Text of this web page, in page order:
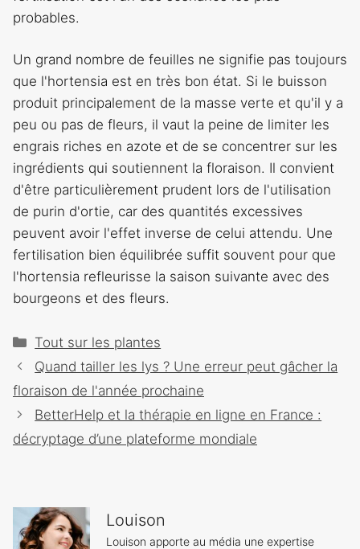
probables.
Un grand nombre de feuilles ne signifie pas toujours
que l'hortensia est en très bon état. Si le buisson
produit principalement de la masse verte et qu'il y a
peu ou pas de fleurs, il vaut la peine de limiter les
engrais riches en azote et de se concentrer sur les
ingrédients qui soutiennent la floraison. Il convient
d'être particulièrement prudent lors de l'utilisation
de purin d'ortie, car des quantités excessives
peuvent avoir l'effet inverse de celui attendu. Une
fertilisation bien équilibrée suffit souvent pour que
l'hortensia refleurisse la saison suivante avec des
bourgeons et des fleurs.
Catégories
Tout sur les plantes
Navigation
des
Quand tailler les lys ? Une erreur peut gâcher la
floraison de l'année prochaine
BetterHelp et la thérapie en ligne en France :
décryptage d’une plateforme mondiale
Louison
Louison apporte au média une expertise